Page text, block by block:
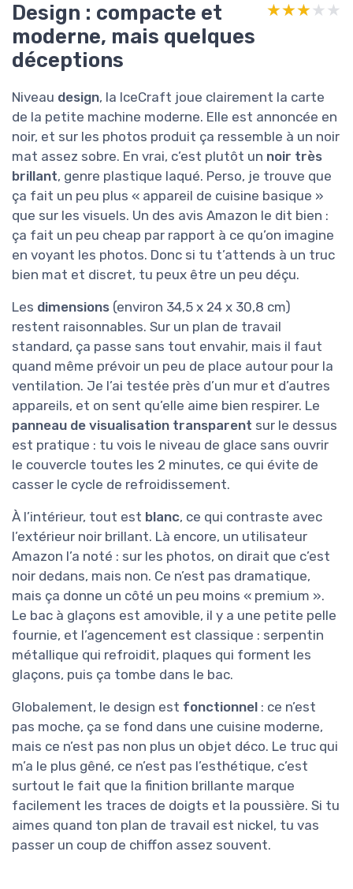
Design : compacte et
moderne, mais quelques
déceptions
★★★★★
★★★★★
Niveau design, la IceCraft joue clairement la carte
de la petite machine moderne. Elle est annoncée en
noir, et sur les photos produit ça ressemble à un noir
mat assez sobre. En vrai, c’est plutôt un noir très
brillant, genre plastique laqué. Perso, je trouve que
ça fait un peu plus « appareil de cuisine basique »
que sur les visuels. Un des avis Amazon le dit bien :
ça fait un peu cheap par rapport à ce qu’on imagine
en voyant les photos. Donc si tu t’attends à un truc
bien mat et discret, tu peux être un peu déçu.
Les dimensions (environ 34,5 x 24 x 30,8 cm)
restent raisonnables. Sur un plan de travail
standard, ça passe sans tout envahir, mais il faut
quand même prévoir un peu de place autour pour la
ventilation. Je l’ai testée près d’un mur et d’autres
appareils, et on sent qu’elle aime bien respirer. Le
panneau de visualisation transparent sur le dessus
est pratique : tu vois le niveau de glace sans ouvrir
le couvercle toutes les 2 minutes, ce qui évite de
casser le cycle de refroidissement.
À l’intérieur, tout est blanc, ce qui contraste avec
l’extérieur noir brillant. Là encore, un utilisateur
Amazon l’a noté : sur les photos, on dirait que c’est
noir dedans, mais non. Ce n’est pas dramatique,
mais ça donne un côté un peu moins « premium ».
Le bac à glaçons est amovible, il y a une petite pelle
fournie, et l’agencement est classique : serpentin
métallique qui refroidit, plaques qui forment les
glaçons, puis ça tombe dans le bac.
Globalement, le design est fonctionnel : ce n’est
pas moche, ça se fond dans une cuisine moderne,
mais ce n’est pas non plus un objet déco. Le truc qui
m’a le plus gêné, ce n’est pas l’esthétique, c’est
surtout le fait que la finition brillante marque
facilement les traces de doigts et la poussière. Si tu
aimes quand ton plan de travail est nickel, tu vas
passer un coup de chiffon assez souvent.